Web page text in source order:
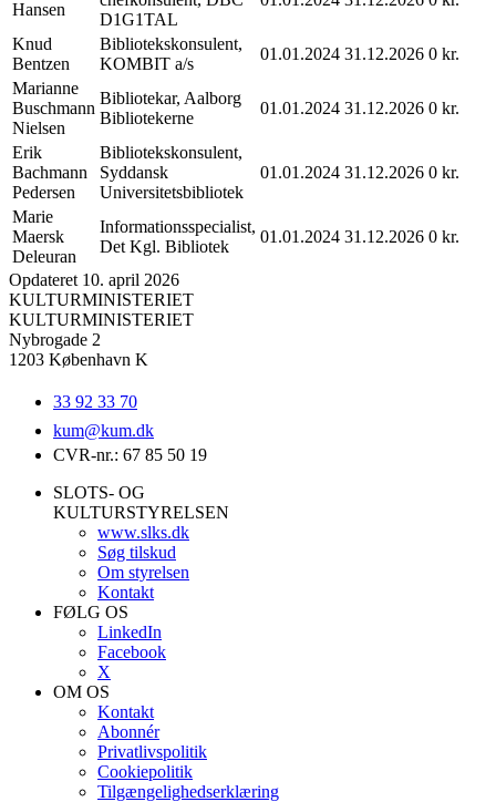
Hansen
D1G1TAL
Knud
Bentzen
Bibliotekskonsulent,
KOMBIT a/s
01.01.2024 31.12.2026 0 kr.
Marianne
Buschmann
Nielsen
Bibliotekar, Aalborg
Bibliotekerne
01.01.2024 31.12.2026 0 kr.
Erik
Bachmann
Pedersen
Bibliotekskonsulent,
Syddansk
Universitetsbibliotek
01.01.2024 31.12.2026 0 kr.
Marie
Maersk
Deleuran
Informationsspecialist,
Det Kgl. Bibliotek
01.01.2024 31.12.2026 0 kr.
Opdateret 10. april 2026
KULTURMINISTERIET
KULTURMINISTERIET
Nybrogade 2
1203 København K
33 92 33 70
kum@kum.dk
CVR-nr.: 67 85 50 19
SLOTS- OG
KULTURSTYRELSEN
www.slks.dk
Søg tilskud
Om styrelsen
Kontakt
FØLG OS
LinkedIn
Facebook
X
OM OS
Kontakt
Abonnér
Privatlivspolitik
Cookiepolitik
Tilgængelighedserklæring